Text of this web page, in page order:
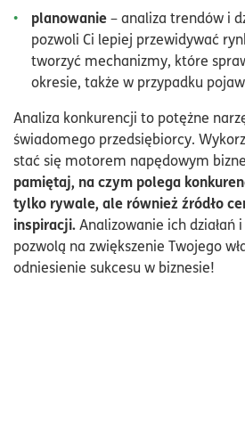
planowanie– analiza trendów i
pozwoli Ci lepiej przewidywać
tworzyć mechanizmy, które
okresie, także w przypadku
Analiza konkurencji to potężne
świadomego przedsiębiorcy.
stać się motorem napędowym
pamiętaj, na czym polega
tylko rywale, ale również źródło
inspiracji.Analizowanie ich działań
pozwolą na zwiększenie Twojego
odniesienie sukcesu w biznesie!